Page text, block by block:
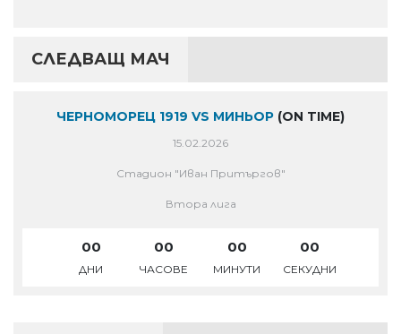
СЛЕДВАЩ МАЧ
ЧЕРНОМОРЕЦ 1919 VS МИНЬОР (ON TIME)
15.02.2026
Стадион "Иван Притъргов"
Втора лига
00
ДНИ
00
ЧАСОВЕ
00
МИНУТИ
00
СЕКУДНИ